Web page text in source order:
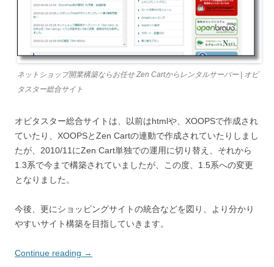
ネットショップ開業構築ならお任せ Zen Cartからレンタルサーバー | オビ
タスター総合サイト
オビタスター総合サイトは、以前はhtmlや、XOOPSで作成され
ていたり、XOOPSとZen Cartの連動で作成されていたりしまし
たが、2010/11にZen Cart単独での運用に切り替え、それから
1.3系で今まで構築されていましたが、この度、1.5系への変更
となりました。
今後、更にショッピングサイトの統合などを図り、より分かり
やすいサイト構築を目指していきます。
Continue reading →